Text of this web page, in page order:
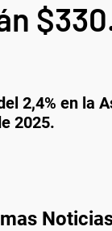
2,4% en la
2025.